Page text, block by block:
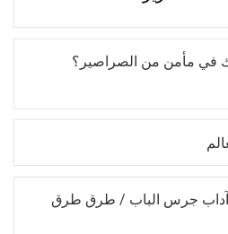
في مأمن من الصراصير؟
جرس الباب / طرق طرق